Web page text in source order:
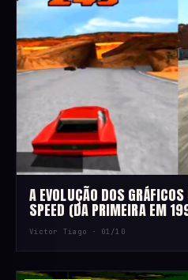
A EVOLUÇÃO DOS
SPEED (DA PRIMEIRA EM
Victor Tiago · 01/10